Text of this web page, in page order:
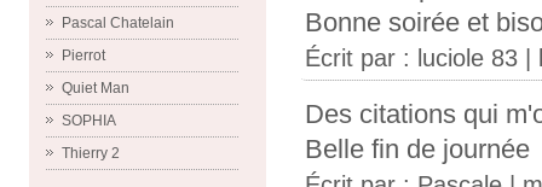
Pascal Chatelain
Pierrot
Quiet Man
SOPHIA
Thierry 2
Bonne soirée et
Écrit par : luciole 83
Des citations qui
Belle fin de journée